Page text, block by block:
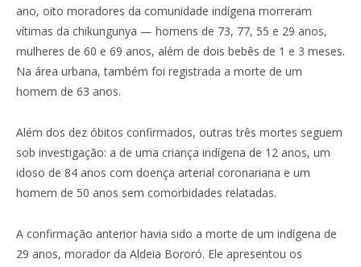
ano, oito moradores da comunidade indígena morreram
vítimas da chikungunya — homens de 73, 77, 55 e 29 anos,
mulheres de 60 e 69 anos, além de dois bebês de 1 e 3 meses.
Na área urbana, também foi registrada a morte de um
homem de 63 anos.
Além dos dez óbitos confirmados, outras três mortes seguem
sob investigação: a de uma criança indígena de 12 anos, um
idoso de 84 anos com doença arterial coronariana e um
homem de 50 anos sem comorbidades relatadas.
A confirmação anterior havia sido a morte de um indígena de
29 anos, morador da Aldeia Bororó. Ele apresentou os